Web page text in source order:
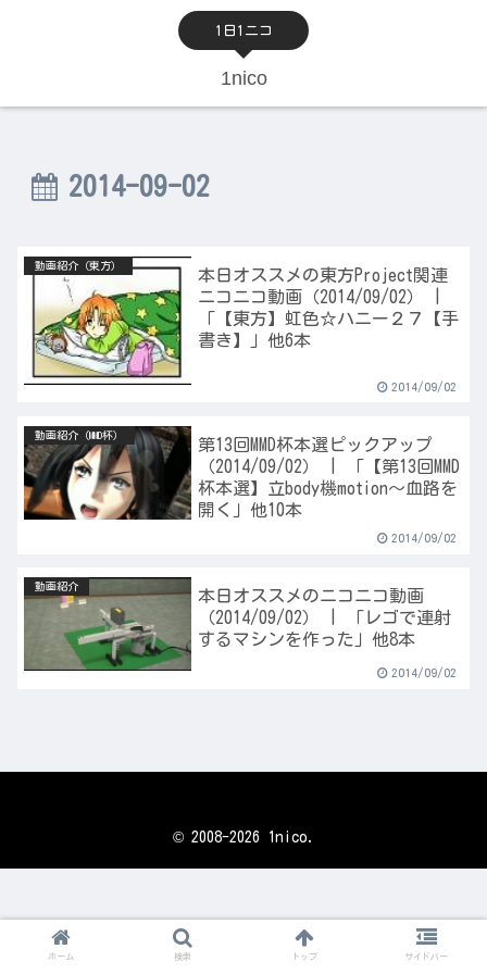
1日1ニコ
1nico
2014-09-02
動画紹介（東方）
本日オススメの東方Project関連
ニコニコ動画（2014/09/02） |
「【東方】虹色☆ハニー２７【手
書き】」他6本
2014/09/02
動画紹介（MMD杯）
第13回MMD杯本選ピックアップ
（2014/09/02） | 「【第13回MMD
杯本選】立body機motion～血路を
開く」他10本
2014/09/02
動画紹介
本日オススメのニコニコ動画
（2014/09/02） | 「レゴで連射
するマシンを作った」他8本
2014/09/02
© 2008-2026 1nico.
ホーム 検索 トップ サイドバー